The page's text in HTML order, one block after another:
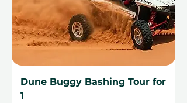
Dune Buggy Bashing Tour for
1